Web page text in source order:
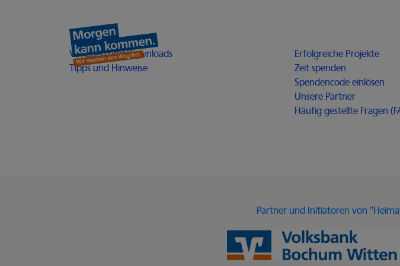
Heimathelden
Vorlagen und DownloadsÖffnet in einem neuen Fenster
Tipps und HinweiseÖffnet in einem neuen Fenster
Erfolgreiche Projekte
Zeit spenden
Spendencode einlösen
Unsere Partner
Häufig gestellte Fragen
Partner und Initiatoren von